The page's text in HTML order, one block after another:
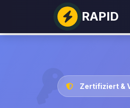
RAPID
Zertifiziert &